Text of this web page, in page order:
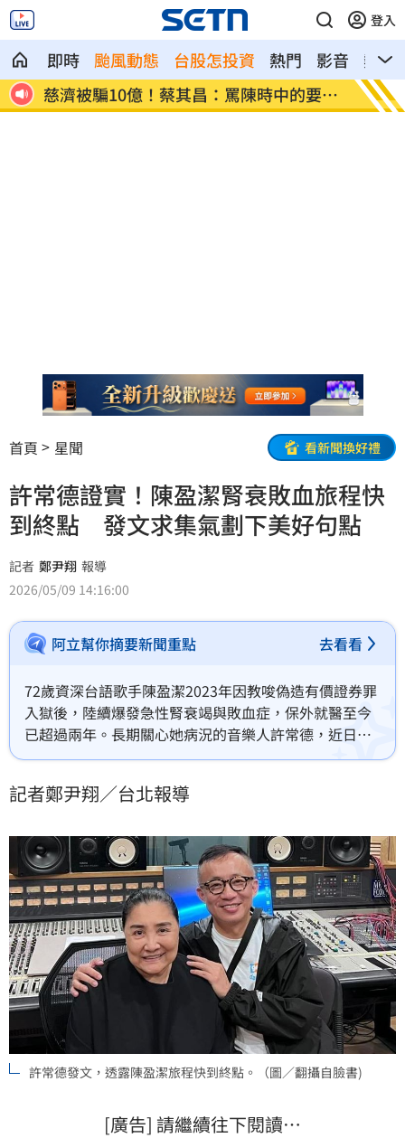
登入
即時 颱風動態 台股怎投資 熱門 影音
熱搜
漲
慈濟被騙10億！蔡其昌：罵陳時中的要道
歉
嬤吃
首頁 星聞 看新聞換好禮
許常德證實！陳盈潔腎衰敗血旅程快
到終點 發文求集氣劃下美好句點
記者 鄭尹翔 報導
2026/05/09 14:16:00
阿立幫你摘要新聞重點 去看看
72歲資深台語歌手陳盈潔2023年因教唆偽造有價證券罪
入獄後，陸續爆發急性腎衰竭與敗血症，保外就醫至今
已超過兩年。長期關心她病況的音樂人許常德，近日再
度發文透露：「這段旅程快到終點了。」一席話也讓不
記者鄭尹翔／台北報導
許常德發文，透露陳盈潔旅程快到終點。（圖／翻攝自臉書)
[廣告] 請繼續往下閱讀…